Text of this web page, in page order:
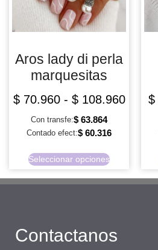
Aros lady di perla
marquesitas
$70.960 - $108.960
Con transfe:$ 63.864
Contado efect:$ 60.316
Seleccionar opciones
$
Contactanos